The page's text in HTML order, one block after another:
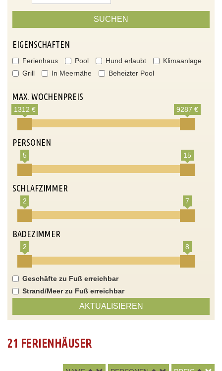
SUCHEN
EIGENSCHAFTEN
Ferienhaus Pool Hund erlaubt
Klimaanlage
Grill
In Meernähe Beheizter Pool
MAX. WOCHENPREIS
1312 € 9287 €
PERSONEN
5 15
SCHLAFZIMMER
2 7
BADEZIMMER
2 8
Geschäfte zu Fuß erreichbar
Strand/Meer zu Fuß erreichbar
AKTUALISIEREN
21 FERIENHÄUSER